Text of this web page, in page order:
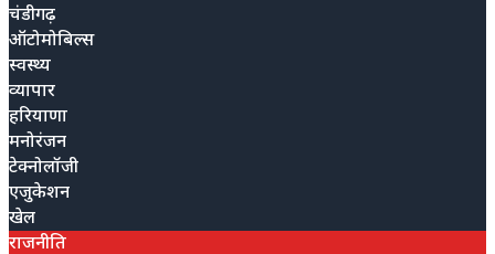
चंडीगढ़
ऑटोमोबिल्स
स्वस्थ्य
व्यापार
हरियाणा
मनोरंजन
टेक्नोलॉजी
एजुकेशन
खेल
राजनीति